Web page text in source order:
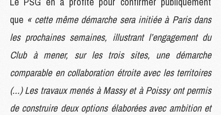
que « cette même démarche sera initiée à Paris dans
les prochaines semaines, illustrant l’engagement du
Club à mener, sur les trois sites, une démarche
comparable en collaboration étroite avec les territoires
(...) Les travaux menés à Massy et à Poissy ont permis
de construire deux options élaborées avec ambition et